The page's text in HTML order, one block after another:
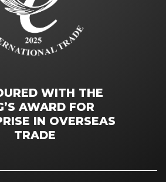
WITH THE
AWARD FOR
IN OVERSEAS
TRADE